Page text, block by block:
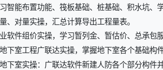
习智能布置功能、筏板基础、桩基础、积水坑、
量、对量实操，汇总计算导出工程量表。
业软件组价实操，学习暂列金、暂估价、总承包
下室工程广联达实操，掌握地下室各个基础构
下室实操：广联达软件新建人防各个部分构